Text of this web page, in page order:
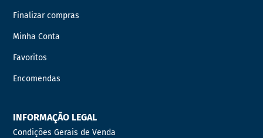
Finalizar compras
Minha Conta
Favoritos
Encomendas
INFORMAÇÃO LEGAL
Condições Gerais de Venda